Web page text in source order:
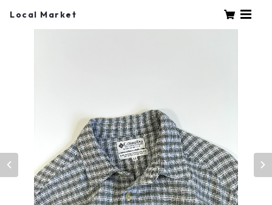
Local Market